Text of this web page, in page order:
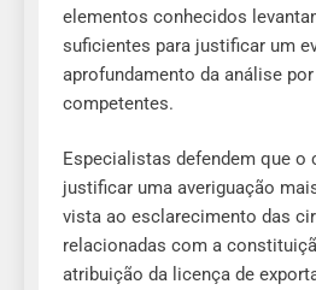
elementos conhecidos
suficientes para justificar um
aprofundamento da análise
competentes.
Especialistas defendem que o
justificar uma averiguação
vista ao esclarecimento das
relacionadas com a
atribuição da licença de